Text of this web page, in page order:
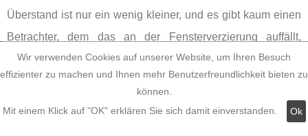
Überstand ist nur ein wenig kleiner, und es gibt kaum einen
Betrachter, dem das an der Fensterverzierung auffällt,
solange er nicht mit der Nase daraufgestoßen wird. Also
können Sie guten Gewissens das Tympanon aus der
Wir verwenden Cookies auf unserer Website, um Ihren Besuch
effizienter zu machen und Ihnen mehr Benutzerfreundlichkeit bieten zu
können.
Mit einem Klick auf "OK" erklären Sie sich damit einverstanden.
Ok